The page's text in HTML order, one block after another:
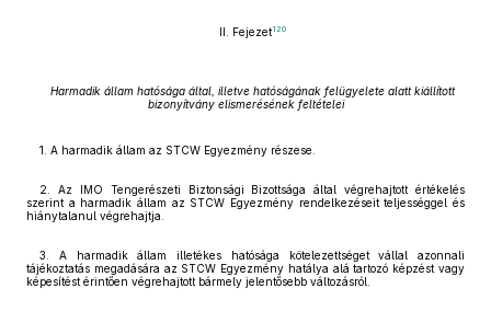
II. Fejezet120
Harmadik állam hatósága által, illetve hatóságának felügyelete alatt kiállított
bizonyítvány elismerésének feltételei
1. A harmadik állam az STCW Egyezmény részese.
2. Az IMO Tengerészeti Biztonsági Bizottsága által végrehajtott értékelés
szerint a harmadik állam az STCW Egyezmény rendelkezéseit teljességgel és
hiánytalanul végrehajtja.
3. A harmadik állam illetékes hatósága kötelezettséget vállal azonnali
tájékoztatás megadására az STCW Egyezmény hatálya alá tartozó képzést vagy
képesítést érintően végrehajtott bármely jelentősebb változásról.